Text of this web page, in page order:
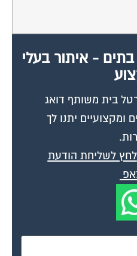
בתים - איתור בעלי
בית משותף דואג
ומקצועיים יתנו לך
לחץ לשליחת הודעת